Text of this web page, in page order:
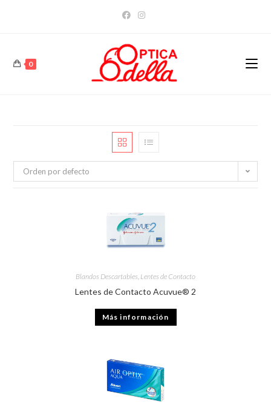
0
Orden por defecto
Blandos Descartables, Lentes de Contacto
Lentes de Contacto Acuvue® 2
Más información